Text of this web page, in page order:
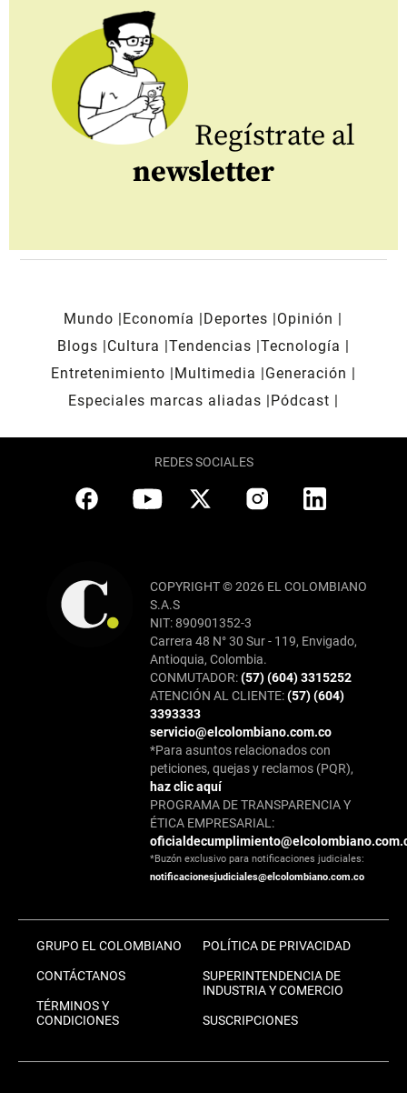
Regístrate al
newsletter
Mundo Economía Deportes
Opinión
Blogs
Cultura Tendencias Tecnología
Entretenimiento
Multimedia
Generación
Especiales marcas aliadas
Pódcast
REDES SOCIALES
COPYRIGHT © 2026 EL COLOMBIANO
S.A.S
NIT: 890901352-3
Carrera 48 N° 30 Sur - 119, Envigado,
Antioquia, Colombia.
CONMUTADOR:(57) (604) 3315252
ATENCIÓN AL CLIENTE:(57) (604)
3393333
servicio@elcolombiano.com.co
*Para asuntos relacionados con
peticiones, quejas y reclamos (PQR),
haz clic aquí
PROGRAMA DE TRANSPARENCIA Y
ÉTICA EMPRESARIAL:
*Buzón exclusivo para notificaciones judiciales:
notificacionesjudiciales@elcolombiano.com.co
GRUPO EL COLOMBIANO
CONTÁCTANOS
TÉRMINOS Y
CONDICIONES
POLÍTICA DE PRIVACIDAD
SUPERINTENDENCIA DE
INDUSTRIA Y COMERCIO
SUSCRIPCIONES